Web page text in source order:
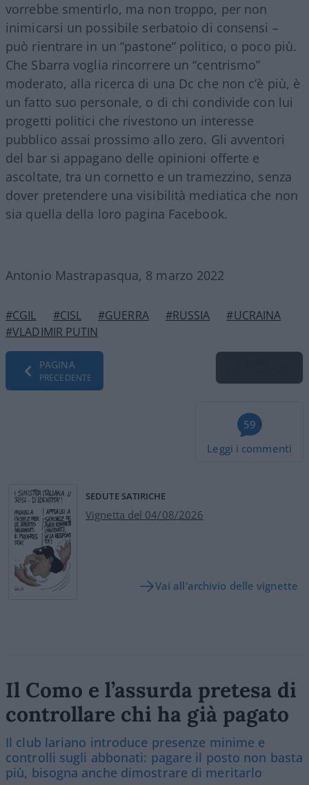
vorrebbe smentirlo, ma non troppo, per non
inimicarsi un possibile serbatoio di consensi –
può rientrare in un “pastone” politico, o poco più.
Che Sbarra voglia rincorrere un “centrismo”
moderato, alla ricerca di una Dc che non c’è più, è
un fatto suo personale, o di chi condivide con lui
progetti politici che rivestono un interesse
pubblico assai prossimo allo zero. Gli avventori
del bar si appagano delle opinioni offerte e
ascoltate, tra un cornetto e un tramezzino, senza
dover pretendere una visibilità mediatica che non
sia quella della loro pagina Facebook.
Antonio Mastrapasqua, 8 marzo 2022
#CGIL #CISL #GUERRA #RUSSIA
#UCRAINA
#VLADIMIR PUTIN
PAGINA
PRECEDENTE
59
Leggi i commenti
SEDUTE SATIRICHE
Vignetta del 04/08/2026
Vai all'archivio delle vignette
Il Como e l’assurda pretesa di
controllare chi ha già pagato
Il club lariano introduce presenze minime e
controlli sugli abbonati: pagare il posto non basta
più, bisogna anche dimostrare di meritarlo